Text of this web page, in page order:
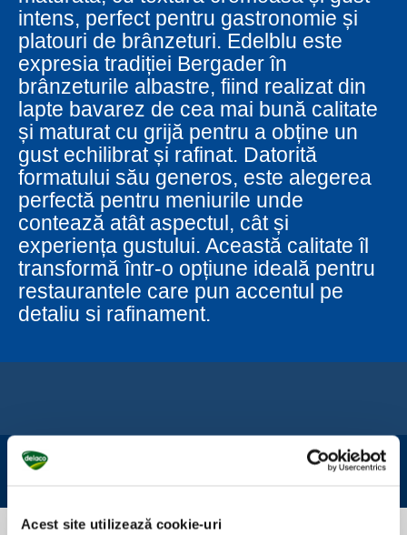
Acest site utilizează cookie-uri
intens, perfect pentru gastronomie și
platouri de brânzeturi. Edelblu este
expresia tradiției Bergader în
brânzeturile albastre, fiind realizat din
lapte bavarez de cea mai bună calitate
și maturat cu grijă pentru a obține un
gust echilibrat și rafinat. Datorită
formatului său generos, este alegerea
perfectă pentru meniurile unde
contează atât aspectul, cât și
experiența gustului. Această calitate îl
transformă într-o opțiune ideală pentru
restaurantele care pun accentul pe
detaliu si rafinament.